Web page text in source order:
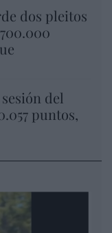
dos pleitos
del
puntos,